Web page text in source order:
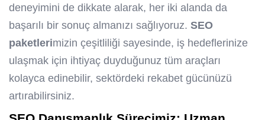
deneyimini de dikkate alarak, her iki alanda da
başarılı bir sonuç almanızı sağlıyoruz. SEO
paketlerimizin çeşitliliği sayesinde, iş hedeflerinize
ulaşmak için ihtiyaç duyduğunuz tüm araçları
kolayca edinebilir, sektördeki rekabet gücünüzü
artırabilirsiniz.